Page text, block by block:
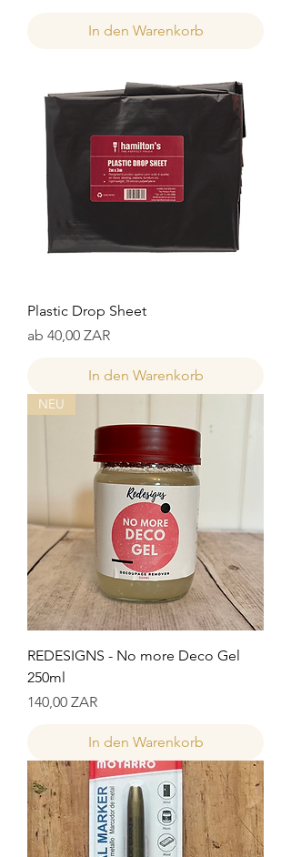
In den Warenkorb
Plastic Drop Sheet
ab 40,00 ZAR
Sale-Preis
In den Warenkorb
NEU
REDESIGNS - No more Deco Gel
250ml
Preis
140,00 ZAR
In den Warenkorb